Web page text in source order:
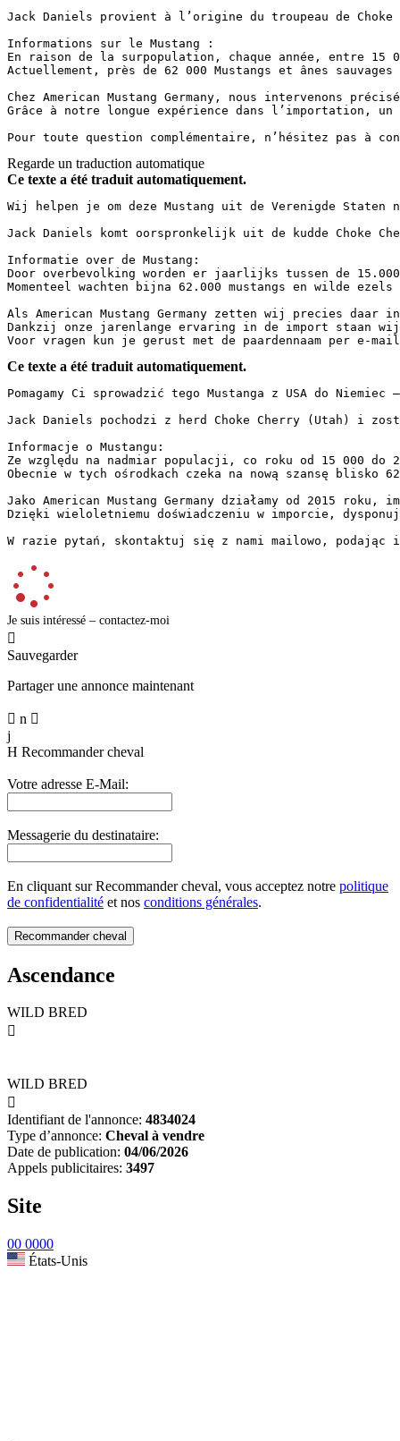
Jack Daniels provient à l’origine du troupeau de
Informations sur le Mustang :
En raison de la surpopulation, chaque année, entre
Actuellement, près de 62 000 Mustangs et ânes
Chez American Mustang Germany, nous intervenons
Grâce à notre longue expérience dans l’importation,
Pour toute question complémentaire, n’hésitez pas à
Regarde un traduction automatique
Ce texte a été traduit automatiquement.
Wij helpen je om deze Mustang uit de Verenigde
Jack Daniels komt oorspronkelijk uit de kudde Choke
Informatie over de Mustang:
Door overbevolking worden er jaarlijks tussen de
Momenteel wachten bijna 62.000 mustangs en wilde
Als American Mustang Germany zetten wij precies
Dankzij onze jarenlange ervaring in de import staan
Voor vragen kun je gerust met de paardennaam per e-
Ce texte a été traduit automatiquement.
Pomagamy Ci sprowadzić tego Mustanga z USA do
Jack Daniels pochodzi z herd Choke Cherry (Utah) i
Informacje o Mustangu:
Ze względu na nadmiar populacji, co roku od 15 000 do
Obecnie w tych ośrodkach czeka na nową szansę blisko
Jako American Mustang Germany działamy od 2015
Dzięki wieloletniemu doświadczeniu w imporcie,
W razie pytań, skontaktuj się z nami mailowo, podając
Je suis intéressé – contactez-moi

Sauvegarder
Partager une annonce maintenant
 n 
j
H Recommander cheval
Votre adresse E-Mail:
Messagerie du destinataire:
En cliquant sur Recommander cheval, vous acceptez notre politique
de confidentialité et nos conditions générales.
Ascendance
WILD BRED

WILD BRED

Identifiant de l'annonce: 4834024
Type d’annonce: Cheval à vendre
Date de publication: 04/06/2026
Appels publicitaires: 3497
Site
00 0000
États-Unis